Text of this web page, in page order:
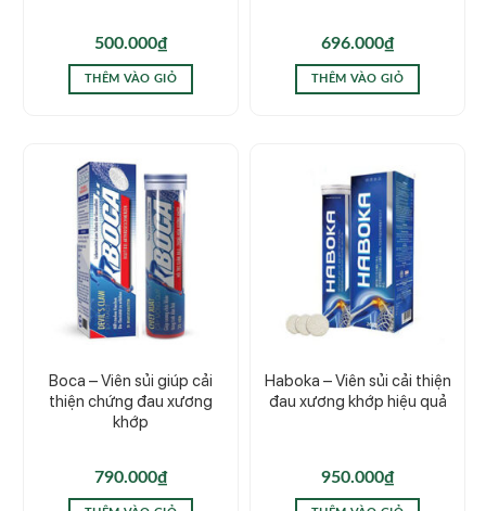
500.000₫
THÊM VÀO GIỎ
696.000₫
THÊM VÀO GIỎ
Boca – Viên sủi giúp cải
thiện chứng đau xương
khớp
790.000₫
Haboka – Viên sủi cải thiện
đau xương khớp hiệu quả
950.000₫